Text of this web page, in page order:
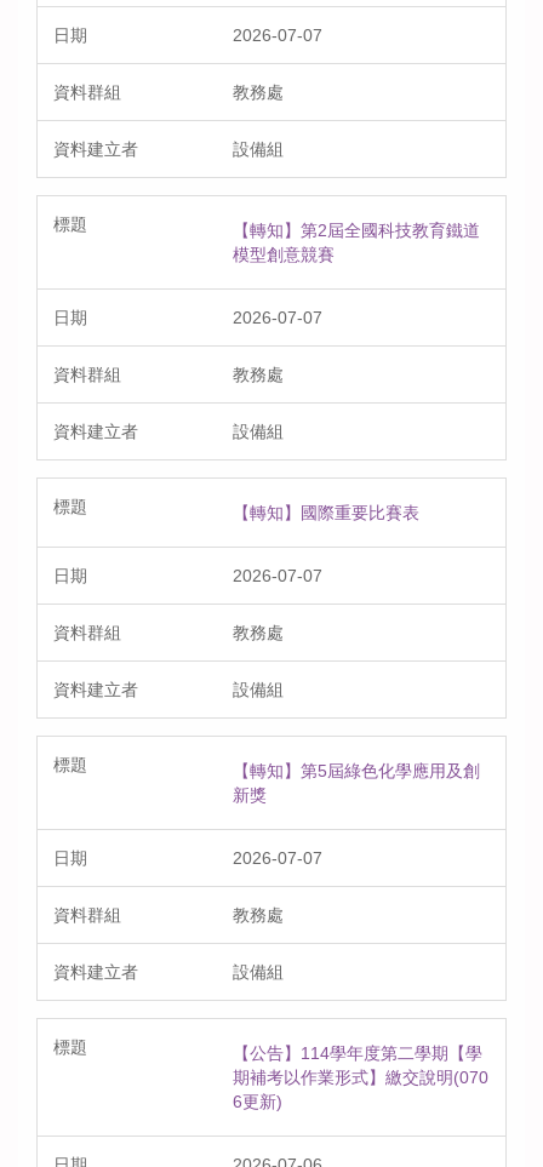
2026-07-07
教務處
設備組
【轉知】第2屆全國科技教育鐵道
模型創意競賽
2026-07-07
教務處
設備組
【轉知】國際重要比賽表
2026-07-07
教務處
設備組
【轉知】第5屆綠色化學應用及創
新獎
2026-07-07
教務處
設備組
【公告】114學年度第二學期【學
期補考以作業形式】繳交說明(070
6更新)